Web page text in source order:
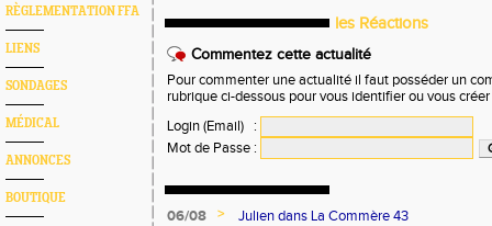
RÈGLEMENTATION FFA
LIENS
SONDAGES
MÉDICAL
ANNONCES
BOUTIQUE
les Réactions
Commentez cette actualité
Pour commenter une actualité il faut posséder un
rubrique ci-dessous pour vous identifier ou vous
Login (Email)
:
Mot de Passe :
06/08 >
Julien dans La Commère 43